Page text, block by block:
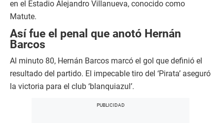
en el Estadio Alejandro Villanueva, conocido como
Matute.
Así fue el penal que anotó Hernán
Barcos
Al minuto 80, Hernán Barcos marcó el gol que definió el
resultado del partido. El impecable tiro del ‘Pirata’ aseguró
la victoria para el club ‘blanquiazul’.